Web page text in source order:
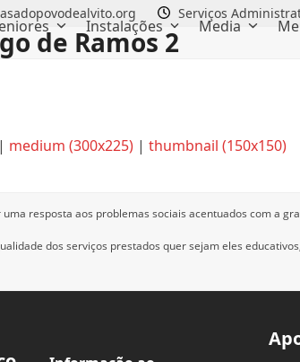
Serviços
Instalações Media
de Ramos 2
| medium (300x225) | thumbnail (150x150)
resposta aos problemas sociais acentuados com a
dos serviços prestados quer sejam eles